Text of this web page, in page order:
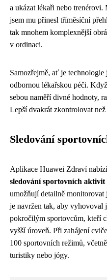
a ukázat lékaři nebo
jsem mu přinesl tříměsíční
tak mnohem komplexnější
v ordinaci.
Samozřejmě, ať je
odbornou lékařskou péči.
sebou naměří divné hodnoty,
Lepší dvakrát zkontrolovat
Sledování
Aplikace Huawei Zdraví
sledování sportovních
umožňují detailně
je navržen tak, aby vyhovoval
pokročilým sportovcům, kteří
vyšší úroveň. Při zahájení
100 sportovních režimů,
turistiky nebo jógy.